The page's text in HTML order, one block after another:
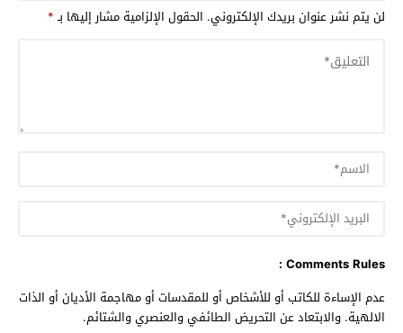
لن يتم نشر عنوان بريدك الإلكتروني. الحقول الإلزامية مشار إليها بـ*
Comments Rules :
عدم الإساءة للكاتب أو للأشخاص أو للمقدسات أو مهاجمة الأديان أو الذات
الالهية. والابتعاد عن التحريض الطائفي والعنصري والشتائم.